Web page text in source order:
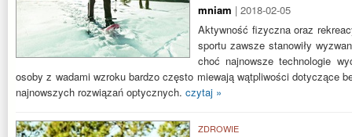
mniam | 2018-02-05
Aktywność fizyczna oraz
sportu zawsze stanowiły
choć najnowsze technologie
osoby z wadami wzroku bardzo często miewają wątpliwości dotyczące
najnowszych rozwiązań optycznych. czytaj »
ZDROWIE